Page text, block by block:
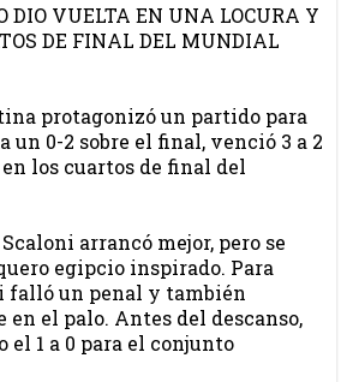
VUELTA EN UNA LOCURA Y
DE FINAL DEL MUNDIAL
protagonizó un partido para
0-2 sobre el final, venció 3 a 2
los cuartos de final del
arrancó mejor, pero se
egipcio inspirado. Para
falló un penal y también
el palo. Antes del descanso,
el 1 a 0 para el conjunto